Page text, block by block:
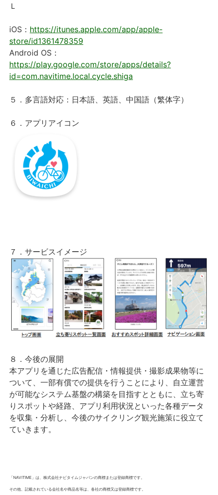
Ｌ
iOS： https://itunes.apple.com/app/apple-
store/id1361478359
Android OS：
https://play.google.com/store/apps/details?
id=com.navitime.local.cycle.shiga
５．多言語対応：日本語、英語、中国語（繁体字）
６．アプリアイコン
７．サービスイメージ
８．今後の展開
本アプリを通じた広告配信・情報提供・撮影成果物等に
ついて、一部有償での提供を行うことにより、自立運営
が可能なシステム基盤の構築を目指すとともに、立ち寄
りスポットや経路、アプリ利用状況といった各種データ
を収集・分析し、今後のサイクリング観光施策に役立て
ていきます。
「NAVITIME」は、株式会社ナビタイムジャパンの商標または登録商標です。
その他、記載されている会社名や商品名等は、各社の商標又は登録商標です。